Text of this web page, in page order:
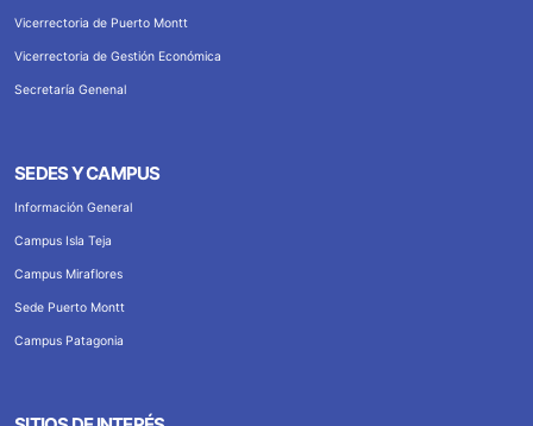
Vicerrectoria de Puerto Montt
Vicerrectoria de Gestión Económica
Secretaría Genenal
SEDES Y CAMPUS
Información General
Campus Isla Teja
Campus Miraflores
Sede Puerto Montt
Campus Patagonia